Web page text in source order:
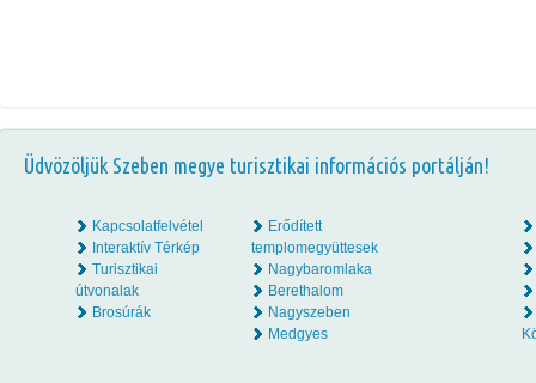
Üdvözöljük Szeben megye turisztikai információs portálján!
Kapcsolatfelvétel
Interaktív Térkép
Turisztikai
útvonalak
Brosúrák
Erődített
templomegyüttesek
Nagybaromlaka
Berethalom
Nagyszeben
Medgyes